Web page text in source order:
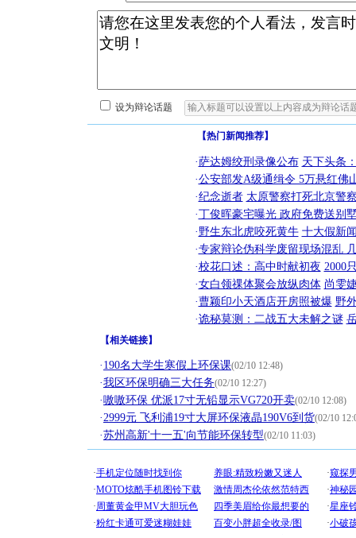
设为辩论话题
【热门新闻推荐】
·萨达姆绞刑录像公布 天下头条
·公安部发A级通缉令 5万悬红佛
·纪念逝者 太原警察打死北京警
·丁俊晖豪宅曝光 政府免费送别
·野生东北虎咬死黄牛 十大假新
·专家辩论伪科学废留现场混乱
·校花口述：高中时献初夜 2000
·女白领祼体聚会放纵肉体 尚雯
·曹颖印小天酒店开房照被爆 野
·诡秘莫测：二战五大未解之谜
【相关链接】
· 190名大学生寒假上环保课(02/10 12:48)
·我区环保明确三大任务(02/10 12:27)
·嗷嗷环保 优派17寸无铅显示VG720开卖(02/10 12:08)
·2999元 飞利浦19寸大屏环保液晶190V6到货(02/10
·苏州高新'十一五'向节能环保转型(02/10 11:03)
[圣诞节]